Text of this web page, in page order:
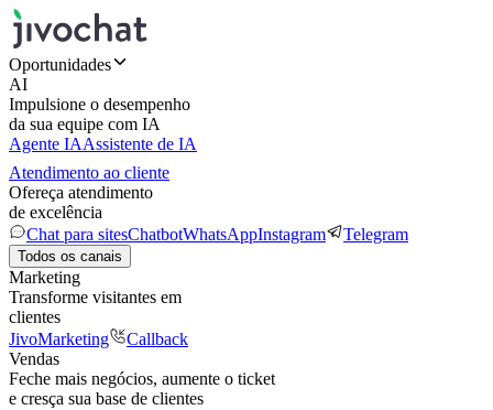
Oportunidades
AI
Impulsione o desempenho
da sua equipe com IA
Agente IAAssistente de IA
Atendimento ao cliente
Ofereça atendimento
de excelência
Chat para sitesChatbotWhatsAppInstagram Telegram
Todos os canais
Marketing
Transforme visitantes em
clientes
JivoMarketing
Callback
Vendas
Feche mais negócios, aumente o ticket
e cresça sua base de clientes